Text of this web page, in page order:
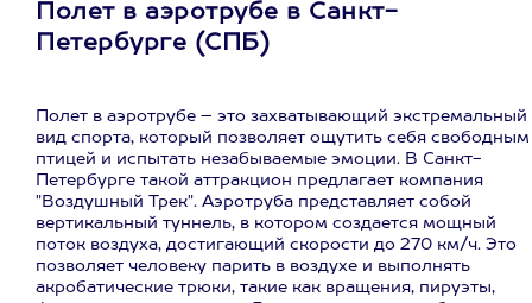
Полет в аэротрубе в Санкт-
Петербурге (СПБ)
Полет в аэротрубе – это захватывающий экстремальный
вид спорта, который позволяет ощутить себя свободным
птицей и испытать незабываемые эмоции. В Санкт-
Петербурге такой аттракцион предлагает компания
"Воздушный Трек". Аэротруба представляет собой
вертикальный туннель, в котором создается мощный
поток воздуха, достигающий скорости до 270 км/ч. Это
позволяет человеку парить в воздухе и выполнять
акробатические трюки, такие как вращения, пируэты,